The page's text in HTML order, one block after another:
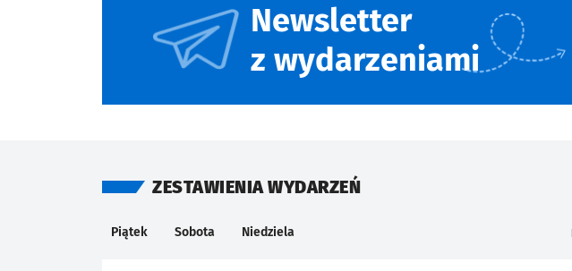
Newsletter
z wydarzeniami
ZESTAWIENIA WYDARZEŃ
KalendariumKIEDY
Piątek Sobota Niedziela